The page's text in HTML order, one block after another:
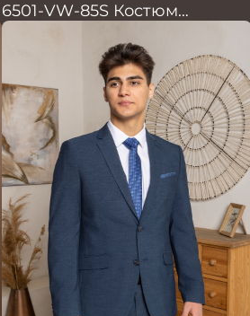
6501-VW-85S Костюм
мужской двойка